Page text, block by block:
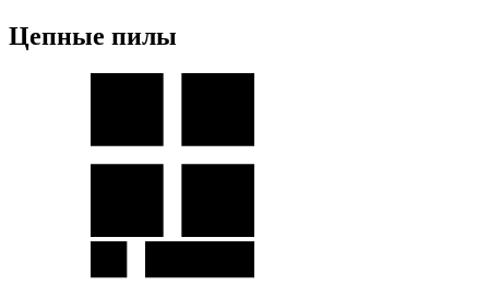
Цепные пилы